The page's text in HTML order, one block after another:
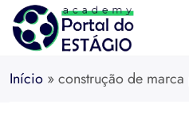
Início »construção de marca